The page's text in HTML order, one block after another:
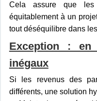
Cela assure que les
équitablement à un
tout déséquilibre dans
Exception :
inégaux
Si les revenus des
différents, une solution